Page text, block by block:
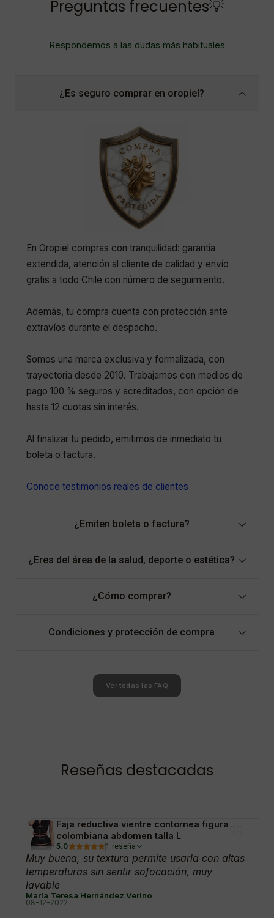
Preguntas frecuentes💡
Respondemos a las dudas más habituales
¿Es seguro comprar en oropiel?
En Oropiel compras con tranquilidad: garantía
extendida, atención al cliente de calidad y envío
gratis a todo Chile con número de seguimiento.
Además, tu compra cuenta con protección ante
extravíos durante el despacho.
Somos una marca exclusiva y formalizada, con
trayectoria desde 2010. Trabajamos con medios de
pago 100 % seguros y acreditados, con opción de
hasta 12 cuotas sin interés.
Al finalizar tu pedido, emitimos de inmediato tu
boleta o factura.
Conoce testimonios reales de clientes
¿Emiten boleta o factura?
¿Eres del área de la salud, deporte o estética?
¿Cómo comprar?
Condiciones y protección de compra
Ver todas las FAQ
Reseñas destacadas
Faja reductiva vientre contornea figura
colombiana abdomen talla L
5.0 1 reseña
Muy buena, su textura permite usarla con altas
temperaturas sin sentir sofocación, muy
lavable
María Teresa Hernández Verino
08-12-2022